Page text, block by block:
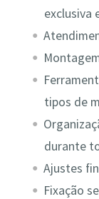
exclusiva
tipos de
durante
Ajustes
Fixação